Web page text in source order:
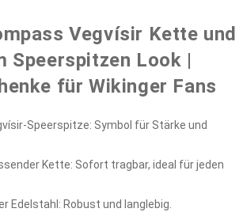
Vegvísir Kette und
Speerspitzen Look |
für Wikinger Fans
Speerspitze: Symbol für Stärke und
Kette: Sofort tragbar, ideal für jeden
Edelstahl: Robust und langlebig.